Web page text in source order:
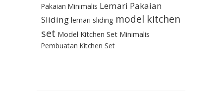
Pakaian Minimalis Lemari Pakaian
Sliding lemari sliding model kitchen
set Model Kitchen Set Minimalis
Pembuatan Kitchen Set